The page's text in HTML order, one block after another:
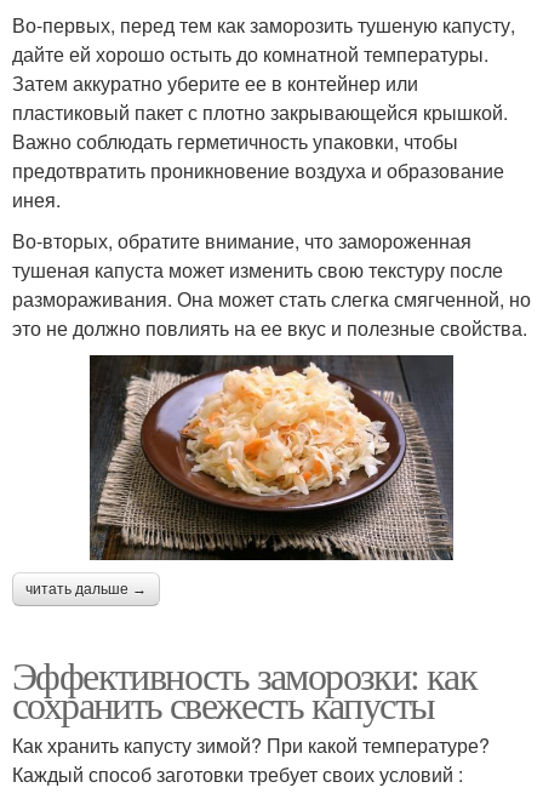
Во-первых, перед тем как заморозить тушеную капусту,
дайте ей хорошо остыть до комнатной температуры.
Затем аккуратно уберите ее в контейнер или
пластиковый пакет с плотно закрывающейся крышкой.
Важно соблюдать герметичность упаковки, чтобы
предотвратить проникновение воздуха и образование
инея.
Во-вторых, обратите внимание, что замороженная
тушеная капуста может изменить свою текстуру после
размораживания. Она может стать слегка смягченной, но
это не должно повлиять на ее вкус и полезные свойства.
читать дальше →
Эффективность заморозки: как
сохранить свежесть капусты
Как хранить капусту зимой? При какой температуре?
Каждый способ заготовки требует своих условий :